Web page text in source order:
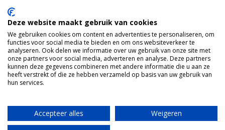
Deze website maakt gebruik van cookies
We gebruiken cookies om content en advertenties te personaliseren, om
functies voor social media te bieden en om ons websiteverkeer te
analyseren. Ook delen we informatie over uw gebruik van onze site met
onze partners voor social media, adverteren en analyse. Deze partners
kunnen deze gegevens combineren met andere informatie die u aan ze
heeft verstrekt of die ze hebben verzameld op basis van uw gebruik van
hun services.
Accepteer alles
Weigeren